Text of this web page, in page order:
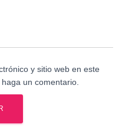
y sitio web en este
un comentario.